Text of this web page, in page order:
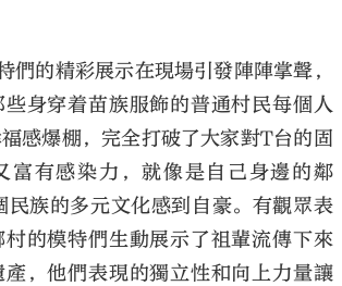
們的精彩展示在現場引發陣陣掌聲，
身穿着苗族服飾的普通村民每個人
感爆棚，完全打破了大家對T台的固
富有感染力，就像是自己身邊的鄰
民族的多元文化感到自豪。有觀眾表
的模特們生動展示了祖輩流傳下來
，他們表現的獨立性和向上力量讓